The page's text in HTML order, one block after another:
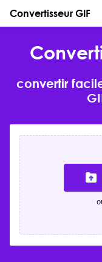
Convertisseur GIF
convertir